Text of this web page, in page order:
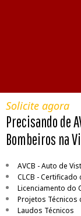
Solicite agora
Precisando de
Bombeiros na
AVCB - Auto de
CLCB -
Licenciamento do
Projetos Técnicos
Laudos Técnicos